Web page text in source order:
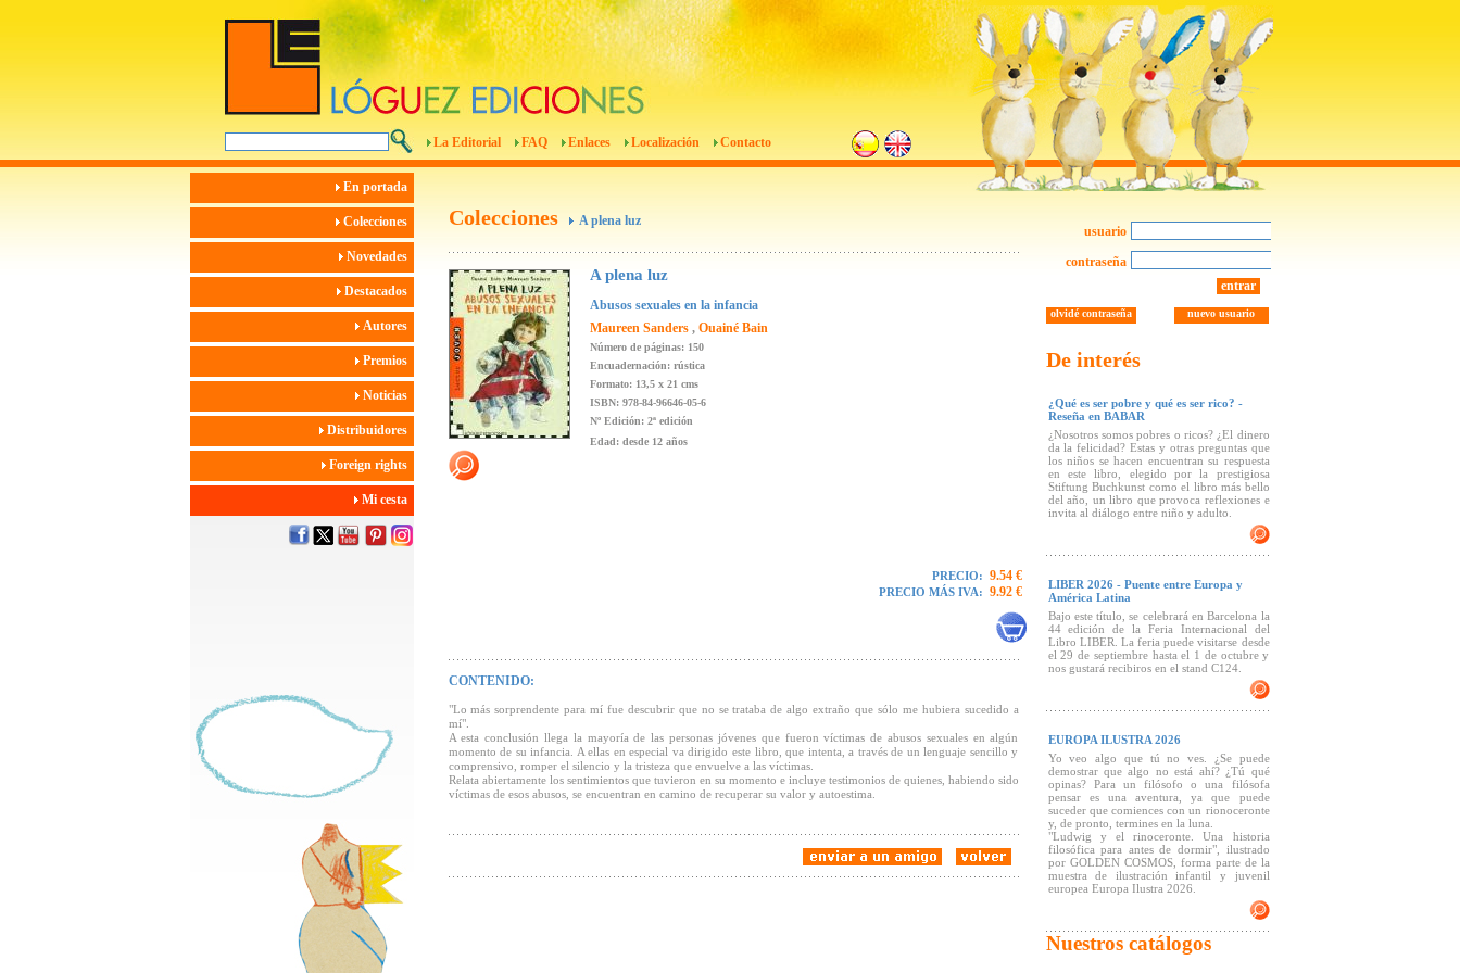
La Editorial FAQ Enlaces Localización Contacto
En portada
Colecciones
Novedades
Destacados
Autores
Premios
Noticias
Distribuidores
Foreign rights
Mi cesta
Colecciones A plena luz
A plena luz
Abusos sexuales en la infancia
Maureen Sanders , Ouainé Bain
Número de páginas: 150
Encuadernación: rústica
Formato: 13,5 x 21 cms
ISBN: 978-84-96646-05-6
Nº Edición: 2ª edición
Edad: desde 12 años
PRECIO: 9.54 €
PRECIO MÁS IVA: 9.92 €
CONTENIDO:
"Lo más sorprendente para mí fue descubrir que no se trataba de algo extraño que sólo me hubiera sucedido a
mí".
A esta conclusión llega la mayoría de las personas jóvenes que fueron víctimas de abusos sexuales en algún
momento de su infancia. A ellas en especial va dirigido este libro, que intenta, a través de un lenguaje sencillo y
comprensivo, romper el silencio y la tristeza que envuelve a las víctimas.
Relata abiertamente los sentimientos que tuvieron en su momento e incluye testimonios de quienes, habiendo sido
víctimas de esos abusos, se encuentran en camino de recuperar su valor y autoestima.
usuario
contraseña
entrar
nuevo usuario
olvidé contraseña
De interés
¿Qué es ser pobre y qué es ser rico? -
Reseña en BABAR
¿Nosotros somos pobres o ricos? ¿El dinero
da la felicidad? Estas y otras preguntas que
los niños se hacen encuentran su respuesta
en este libro, elegido por la prestigiosa
Stiftung Buchkunst como el libro más bello
del año, un libro que provoca reflexiones e
invita al diálogo entre niño y adulto.
LIBER 2026 - Puente entre Europa y
América Latina
Bajo este título, se celebrará en Barcelona la
44 edición de la Feria Internacional del
Libro LIBER. La feria puede visitarse desde
el 29 de septiembre hasta el 1 de octubre y
nos gustará recibiros en el stand C124.
EUROPA ILUSTRA 2026
Yo veo algo que tú no ves. ¿Se puede
demostrar que algo no está ahí? ¿Tú qué
opinas? Para un filósofo o una filósofa
pensar es una aventura, ya que puede
suceder que comiences con un rionoceronte
y, de pronto, termines en la luna.
"Ludwig y el rinoceronte. Una historia
filosófica para antes de dormir", ilustrado
por GOLDEN COSMOS, forma parte de la
muestra de ilustración infantil y juvenil
europea Europa Ilustra 2026.
Nuestros catálogos